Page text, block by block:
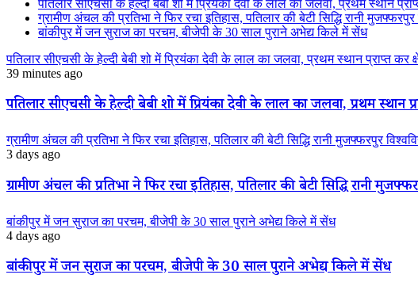
पतिलार सीएचसी के हेल्दी बेबी शो में प्रियंका देवी के लाल का जलवा, प्रथम स्थान
ग्रामीण अंचल की प्रतिभा ने फिर रचा इतिहास, पतिलार की बेटी सिद्धि रानी
बांकीपुर में जन सुराज का परचम, बीजेपी के 30 साल पुराने अभेद्य किले में सेंध
पतिलार सीएचसी के हेल्दी बेबी शो में प्रियंका देवी के लाल का जलवा, प्रथम स्थान प्राप्त कर
39 minutes ago
पतिलार सीएचसी के हेल्दी बेबी शो में प्रियंका देवी के लाल का जलवा, प्रथम स्थान
ग्रामीण अंचल की प्रतिभा ने फिर रचा इतिहास, पतिलार की बेटी सिद्धि रानी मुजफ्फरपुर
3 days ago
ग्रामीण अंचल की प्रतिभा ने फिर रचा इतिहास, पतिलार की बेटी सिद्धि रानी
बांकीपुर में जन सुराज का परचम, बीजेपी के 30 साल पुराने अभेद्य किले में सेंध
4 days ago
बांकीपुर में जन सुराज का परचम, बीजेपी के 30 साल पुराने अभेद्य किले में सेंध